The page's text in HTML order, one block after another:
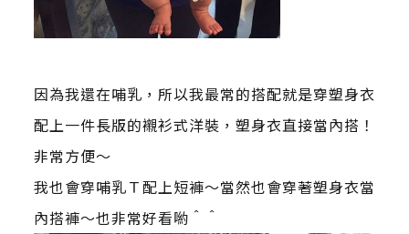
因為我還在哺乳，所以我最常的搭配就是穿塑身衣
配上一件長版的襯衫式洋裝，塑身衣直接當內搭！
非常方便～
我也會穿哺乳Ｔ配上短褲～當然也會穿著塑身衣當
內搭褲～也非常好看喲＾＾